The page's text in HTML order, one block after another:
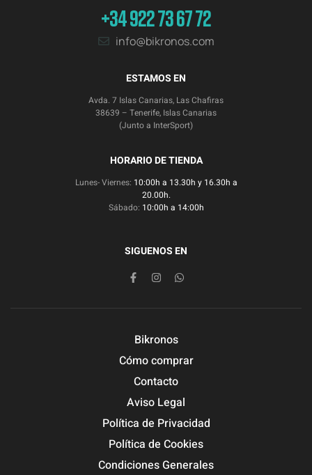
+34 922 73 67 72
info@bikronos.com
ESTAMOS EN
Avda. 7 Islas Canarias, Las Chafiras
38639 – Tenerife, Islas Canarias
(Junto a InterSport)
HORARIO DE TIENDA
Lunes- Viernes: 10:00h a 13.30h y 16.30h a
20.00h.
Sábado: 10:00h a 14:00h
SIGUENOS EN
Bikronos
Cómo comprar
Contacto
Aviso Legal
Política de Privacidad
Política de Cookies
Condiciones Generales